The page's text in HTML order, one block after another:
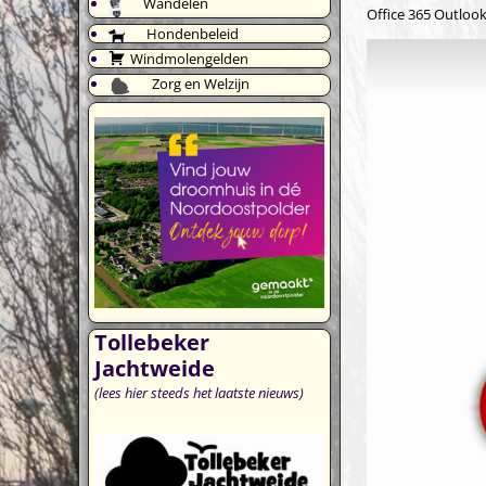
Office 365
Hondenbeleid
Windmolengelden
Zorg en Welzijn
Tollebeker
Jachtweide
(lees hier steeds het laatste nieuws)